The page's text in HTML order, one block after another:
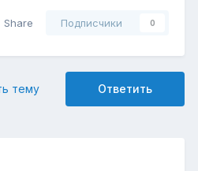
Share Подписчики 0
Ответить
тему